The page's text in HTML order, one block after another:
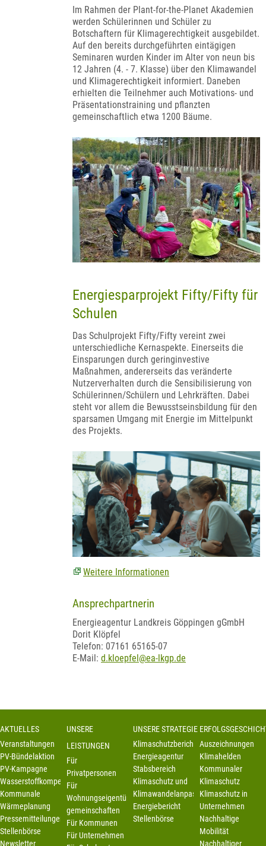
Im Rahmen der Plant-for-the-Planet Akademien
werden Schülerinnen und Schüler zu
Botschaftern für Klimagerechtigkeit ausgebildet.
Auf den bereits durchgeführten eintägigen
Seminaren wurden Kinder im Alter von neun bis
12 Jahren (4. - 7. Klasse) über den Klimawandel
und Klimagerechtigkeit informiert. Daneben
erhielten die Teilnehmer auch Motivations- und
Präsentationstraining und pflanzten
gemeinschaftlich etwa 1200 Bäume.
Energiesparprojekt Fifty/Fifty für
Schulen
Das Schulprojekt Fifty/Fifty vereint zwei
unterschiedliche Kernaspekte. Einerseits die
Einsparungen durch geringinvestive
Maßnahmen, andererseits das veränderte
Nutzerverhalten durch die Sensibilisierung von
Schülerinnen/Schülern und Lehrkräften. Dabei
steht vor allem die Bewusstseinsbildung für den
sparsamen Umgang mit Energie im Mittelpunkt
des Projekts.
Weitere Informationen
Ansprechpartnerin
Energieagentur Landkreis Göppingen gGmbH
Dorit Klöpfel
Telefon: 07161 65165-07
E-Mail: d.kloepfel@ea-lkgp.de
AKTUELLES
Veranstaltungen
PV-Bündelaktion
PV-Kampagne
Wasserstoffkompetenzstelle
Kommunale
Wärmeplanung
Pressemitteilungen
Stellenbörse
Newsletter
UNSERE
LEISTUNGEN
Für
Privatpersonen
Für
Wohnungseigentümer-
gemeinschaften
Für Kommunen
Für Unternehmen
UNSERE STRATEGIE
Klimaschutzbericht
Energieagentur
Stabsbereich
Klimaschutz und
Klimawandelanpassung
Energiebericht
Stellenbörse
Auszeichnungen
Klimahelden
Kommunaler
Klimaschutz
Klimaschutz in
Unternehmen
Nachhaltige
Mobilität
Nachhaltiger